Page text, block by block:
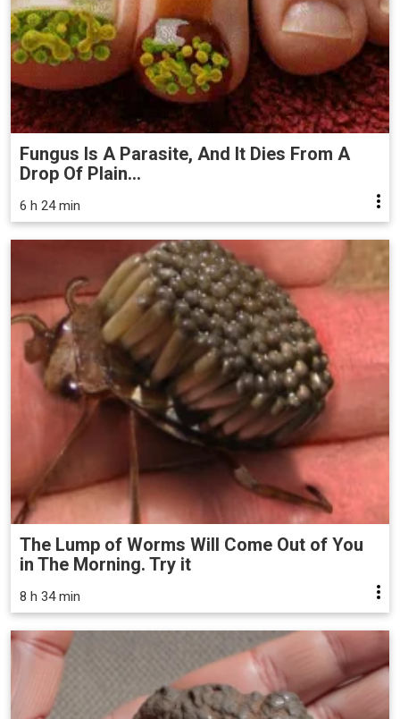
Fungus Is A Parasite, And It Dies From A
Drop Of Plain...
6 h 24 min
The Lump of Worms Will Come Out of You
in The Morning. Try it
8 h 34 min